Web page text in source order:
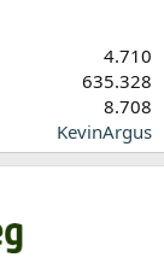
4.710
635.328
8.708
KevinArgus